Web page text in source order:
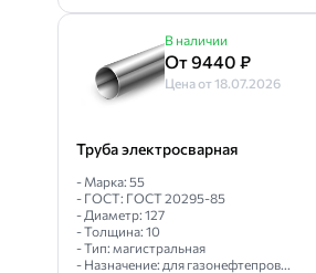
В наличии
От 9440 ₽
Цена от 18.07.2026
Труба электросварная
- Марка: 55
- ГОСТ: ГОСТ 20295-85
- Диаметр: 127
- Толщина: 10
- Тип: магистральная
- Назначение: для газонефтепров...